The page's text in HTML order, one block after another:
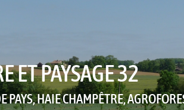
ET PAYSAGE 32
PAYS, HAIE CHAMPÊTRE,